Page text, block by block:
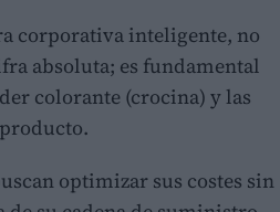
corporativa inteligente, no
absoluta; es fundamental
colorante (crocina) y las
optimizar sus costes sin